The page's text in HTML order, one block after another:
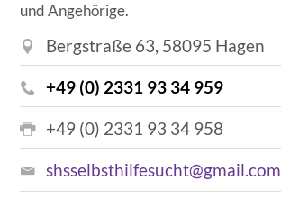
und Angehörige.
Bergstraße 63, 58095 Hagen
+49 (0) 2331 93 34 959
+49 (0) 2331 93 34 958
shsselbsthilfesucht@gmail.com